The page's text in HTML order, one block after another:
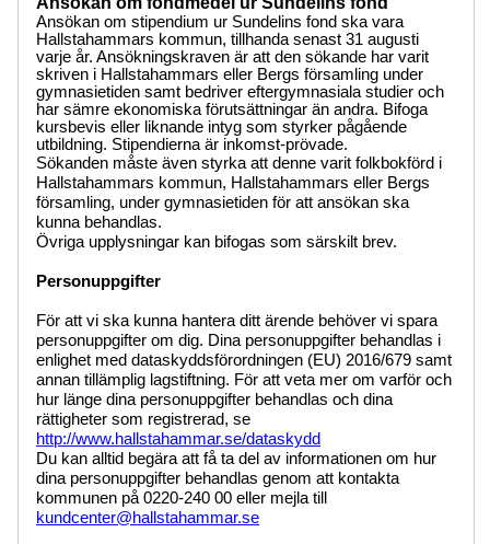
Ansökan om stipendium ur Sundelins fond ska vara
Hallstahammars kommun, tillhanda senast 31 augusti
varje år. Ansökningskraven är att den sökande har varit
skriven i Hallstahammars eller Bergs församling under
gymnasietiden samt bedriver eftergymnasiala studier och
har sämre ekonomiska förutsättningar än andra. Bifoga
kursbevis eller liknande intyg som styrker pågående
utbildning. Stipendierna är inkomst-prövade.
Sökanden måste även styrka att denne varit folkbokförd i
Hallstahammars kommun, Hallstahammars eller Bergs
församling, under gymnasietiden för att ansökan ska
kunna behandlas.
Övriga upplysningar kan bifogas som särskilt brev.
Personuppgifter
För att vi ska kunna hantera ditt ärende behöver vi spara
personuppgifter om dig. Dina personuppgifter behandlas i
enlighet med dataskyddsförordningen (EU) 2016/679 samt
annan tillämplig lagstiftning. För att veta mer om varför och
hur länge dina personuppgifter behandlas och dina
rättigheter som registrerad, se
http://www.hallstahammar.se/dataskydd
Du kan alltid begära att få ta del av informationen om hur
dina personuppgifter behandlas genom att kontakta
kommunen på 0220-240 00 eller mejla till
kundcenter@hallstahammar.se